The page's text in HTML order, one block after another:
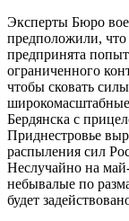
Эксперты Бюро
предположили, что
предпринята
ограниченного
чтобы сковать
Бердянска с
Приднестровье
распыления сил
Неслучайно на
небывалые по
будет